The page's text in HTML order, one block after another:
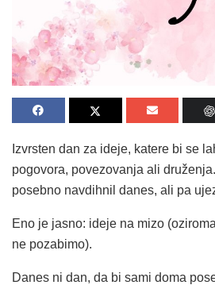
Izvrsten dan za ideje, katere bi se
pogovora, povezovanja ali
posebno navdihnil danes, ali pa
Eno je jasno: ideje na mizo
ne pozabimo).
Danes ni dan, da bi sami doma